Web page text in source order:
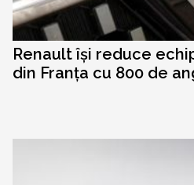
Renault își reduce
din Franța cu 800 de